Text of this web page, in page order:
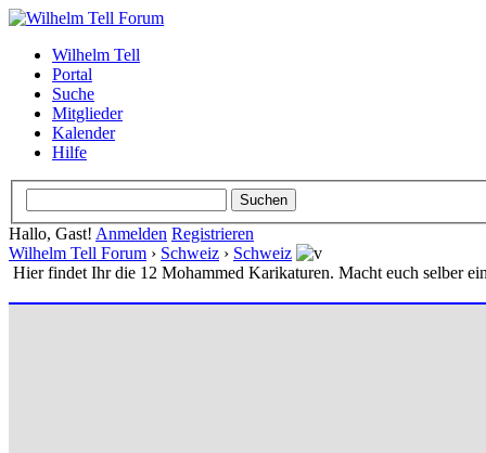
Wilhelm Tell
Portal
Suche
Mitglieder
Kalender
Hilfe
Hallo, Gast! Anmelden Registrieren
Wilhelm Tell Forum › Schweiz › Schweiz
Hier findet Ihr die 12 Mohammed Karikaturen. Macht euch selber